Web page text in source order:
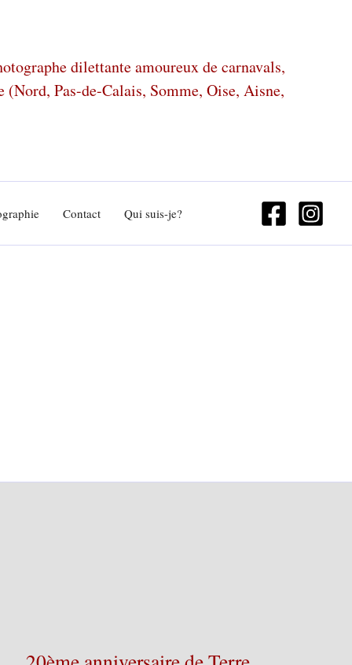
dilettante amoureux de carnavals,
(Nord, Pas-de-Calais, Somme, Oise, Aisne,
Contact Qui suis-je?